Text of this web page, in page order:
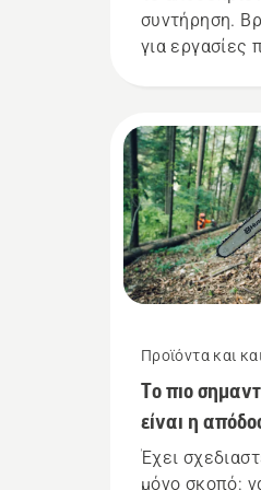
συντήρηση.
για εργασίες
Προϊόντα και
Το πιο
είναι η
Παρουσίαση
πριονιού
Έχει
μόνο σκοπό: